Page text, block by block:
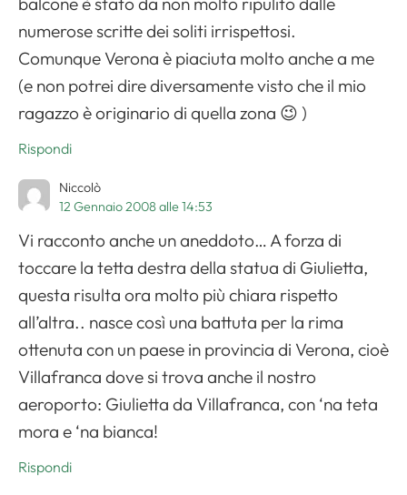
numerose scritte dei soliti irrispettosi.
Comunque Verona è piaciuta molto anche a me
(e non potrei dire diversamente visto che il mio
ragazzo è originario di quella zona 😉 )
Rispondi
Niccolò
12 Gennaio 2008 alle 14:53
Vi racconto anche un aneddoto… A forza di
toccare la tetta destra della statua di Giulietta,
questa risulta ora molto più chiara rispetto
all’altra.. nasce così una battuta per la rima
ottenuta con un paese in provincia di Verona, cioè
Villafranca dove si trova anche il nostro
aeroporto: Giulietta da Villafranca, con ‘na teta
mora e ‘na bianca!
Rispondi